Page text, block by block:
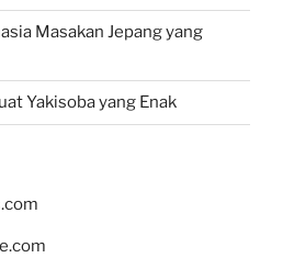
Masakan Jepang yang
Yakisoba yang Enak